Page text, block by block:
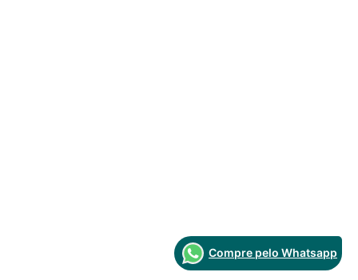
Compre pelo Whatsapp